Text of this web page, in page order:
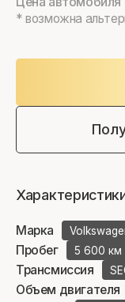
* возможна
Марка
Пробег 5 600 км
Трансмиссия
Объем двигателя